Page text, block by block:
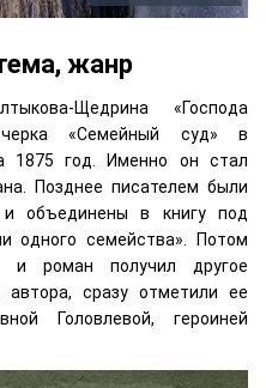
жанр
Щедрина «Господа
«Семейный суд» в
1875 год. Именно он стал
Позднее писателем были
объединены в книгу под
одного семейства». Потом
и роман получил другое
сразу отметили ее
Головлевой, героиней